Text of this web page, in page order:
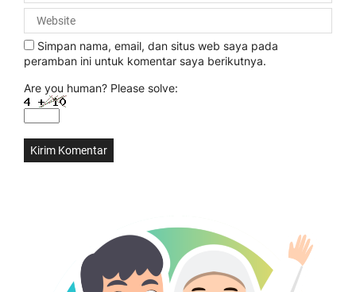
Simpan nama, email, dan situs web saya pada
peramban ini untuk komentar saya berikutnya.
Are you human? Please solve: